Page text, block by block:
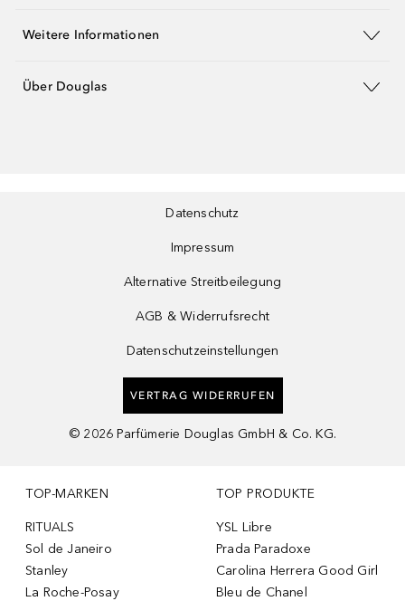
Weitere Informationen
Über Douglas
Datenschutz
Impressum
Alternative Streitbeilegung
AGB & Widerrufsrecht
Datenschutzeinstellungen
VERTRAG WIDERRUFEN
© 2026 Parfümerie Douglas GmbH & Co. KG.
TOP-MARKEN
RITUALS
Sol de Janeiro
Stanley
La Roche-Posay
TOP PRODUKTE
YSL Libre
Prada Paradoxe
Carolina Herrera Good Girl
Bleu de Chanel